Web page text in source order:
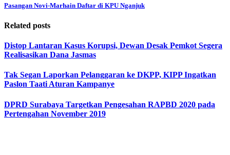
Pasangan Novi-Marhain Daftar di KPU Nganjuk
Related posts
Distop Lantaran Kasus Korupsi, Dewan Desak Pemkot Segera
Realisasikan Dana Jasmas
Tak Segan Laporkan Pelanggaran ke DKPP, KIPP Ingatkan
Paslon Taati Aturan Kampanye
DPRD Surabaya Targetkan Pengesahan RAPBD 2020 pada
Pertengahan November 2019